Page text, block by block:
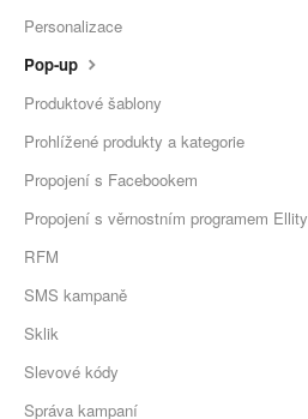
Personalizace
Pop-up
Produktové šablony
Prohlížené produkty a kategorie
Propojení s Facebookem
Propojení s věrnostním programem Ellity
RFM
SMS kampaně
Sklik
Slevové kódy
Správa kampaní